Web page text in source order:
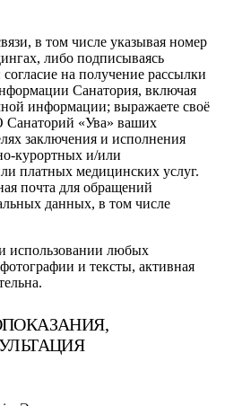
в том числе указывая номер
либо подписываясь
на получение рассылки
Санатория, включая
информации; выражаете своё
Санаторий «Ува» ваших
заключения и исполнения
курортных и/или
платных медицинских услуг.
почта для обращений
данных, в том числе
использовании любых
и тексты, активная